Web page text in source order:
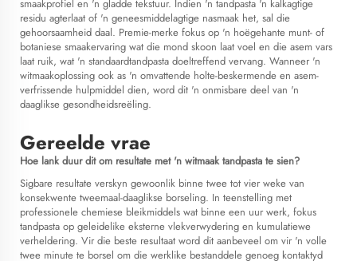
smaakprofiel en 'n gladde tekstuur. Indien 'n tandpasta 'n kalkagtige
residu agterlaat of 'n geneesmiddelagtige nasmaak het, sal die
gehoorsaamheid daal. Premie-merke fokus op 'n hoëgehante munt- of
botaniese smaakervaring wat die mond skoon laat voel en die asem vars
laat ruik, wat 'n standaardtandpasta doeltreffend vervang. Wanneer 'n
witmaakoplossing ook as 'n omvattende holte-beskermende en asem-
verfrissende hulpmiddel dien, word dit 'n onmisbare deel van 'n
daaglikse gesondheidsreëling.
Gereelde vrae
Hoe lank duur dit om resultate met 'n witmaak tandpasta te sien?
Sigbare resultate verskyn gewoonlik binne twee tot vier weke van
konsekwente tweemaal-daaglikse borseling. In teenstelling met
professionele chemiese bleikmiddels wat binne een uur werk, fokus
tandpasta op geleidelike eksterne vlekverwydering en kumulatiewe
verheldering. Vir die beste resultaat word dit aanbeveel om vir 'n volle
twee minute te borsel om die werklike bestanddele genoeg kontaktyd